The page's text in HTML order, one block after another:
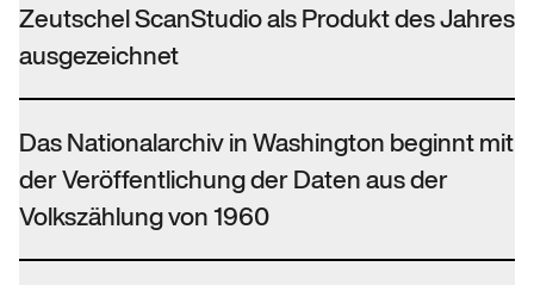
Zeutschel ScanStudio als Produkt des Jahres
ausgezeichnet
Das Nationalarchiv in Washington beginnt mit
der Veröffentlichung der Daten aus der
Volkszählung von 1960